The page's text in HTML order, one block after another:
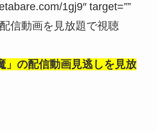
1gj9″ target=””
信動画を見放題で視聴
の配信動画見逃しを見放